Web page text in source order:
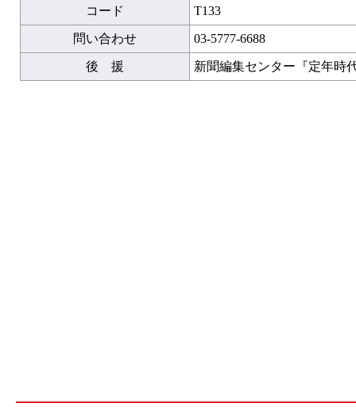
コード T133
問い合わせ 03-5777-6688
後 援 新聞編集センター『定年時